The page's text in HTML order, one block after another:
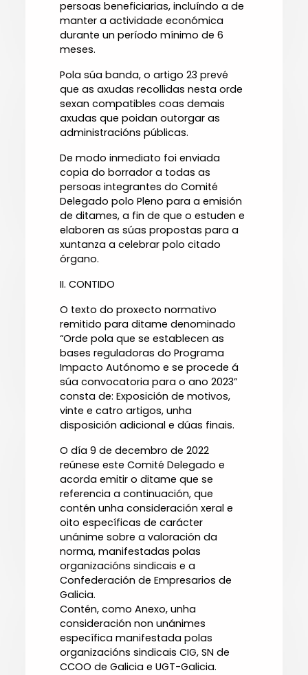
persoas beneficiarias, incluíndo a de
manter a actividade económica
durante un período mínimo de 6
meses.
Pola súa banda, o artigo 23 prevé
que as axudas recollidas nesta orde
sexan compatibles coas demais
axudas que poidan outorgar as
administracións públicas.
De modo inmediato foi enviada
copia do borrador a todas as
persoas integrantes do Comité
Delegado polo Pleno para a emisión
de ditames, a fin de que o estuden e
elaboren as súas propostas para a
xuntanza a celebrar polo citado
órgano.
II. CONTIDO
O texto do proxecto normativo
remitido para ditame denominado
“Orde pola que se establecen as
bases reguladoras do Programa
Impacto Autónomo e se procede á
súa convocatoria para o ano 2023”
consta de: Exposición de motivos,
vinte e catro artigos, unha
disposición adicional e dúas finais.
O día 9 de decembro de 2022
reúnese este Comité Delegado e
acorda emitir o ditame que se
referencia a continuación, que
contén unha consideración xeral e
oito específicas de carácter
unánime sobre a valoración da
norma, manifestadas polas
organizacións sindicais e a
Confederación de Empresarios de
Galicia.
Contén, como Anexo, unha
consideración non unánimes
específica manifestada polas
organizacións sindicais CIG, SN de
CCOO de Galicia e UGT-Galicia.